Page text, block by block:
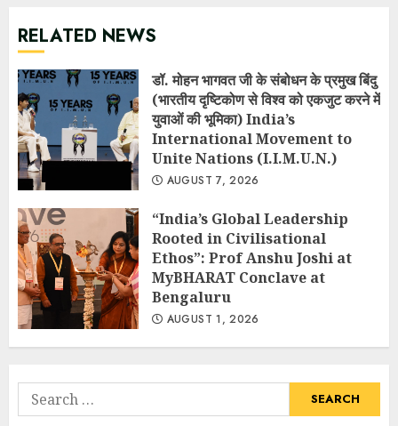
RELATED NEWS
डॉ. मोहन भागवत जी के संबोधन के प्रमुख बिंदु
(भारतीय दृष्टिकोण से विश्व को एकजुट करने में
युवाओं की भूमिका) India’s
International Movement to
Unite Nations (I.I.M.U.N.)
AUGUST 7, 2026
“India’s Global Leadership
Rooted in Civilisational
Ethos”: Prof Anshu Joshi at
MyBHARAT Conclave at
Bengaluru
AUGUST 1, 2026
Search
for: